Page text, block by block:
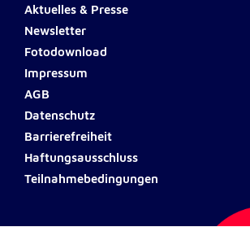
Aktuelles & Presse
Newsletter
Fotodownload
Impressum
AGB
Datenschutz
Barrierefreiheit
Haftungsausschluss
Teilnahmebedingungen